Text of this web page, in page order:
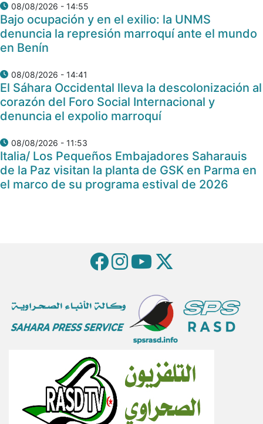
08/08/2026 - 14:55
Bajo ocupación y en el exilio: la UNMS
denuncia la represión marroquí ante el mundo
en Benín
08/08/2026 - 14:41
El Sáhara Occidental lleva la descolonización al
corazón del Foro Social Internacional y
denuncia el expolio marroquí
08/08/2026 - 11:53
Italia/ Los Pequeños Embajadores Saharauis
de la Paz visitan la planta de GSK en Parma en
el marco de su programa estival de 2026